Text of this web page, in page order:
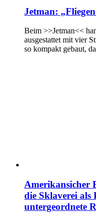
Jetman:
Beim >>Jetman<<
ausgestattet mit vier
so kompakt gebaut,
Amerikansicher
die Sklaverei als
untergeordnete